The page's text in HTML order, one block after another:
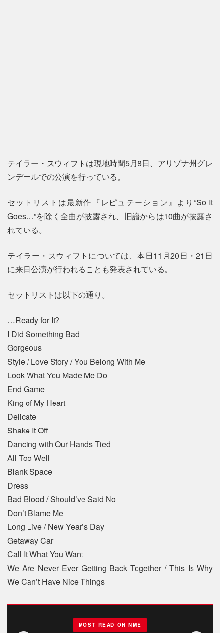
テイラー・スウィフトは現地時間5月8日、アリゾナ州グレ
ンデールでの公演を行っている。
セットリストは最新作『レピュテーション』より“So It
Goes…”を除く全曲が披露され、旧譜からは10曲が披露さ
れている。
テイラー・スウィフトについては、本日11月20日・21日
に来日公演が行われることも発表されている。
セットリストは以下の通り。
…Ready for It?
I Did Something Bad
Gorgeous
Style / Love Story / You Belong With Me
Look What You Made Me Do
End Game
King of My Heart
Delicate
Shake It Off
Dancing with Our Hands Tied
All Too Well
Blank Space
Dress
Bad Blood / Should’ve Said No
Don’t Blame Me
Long Live / New Year’s Day
Getaway Car
Call It What You Want
We Are Never Ever Getting Back Together / This Is Why
We Can’t Have Nice Things
MOST READ ON NME